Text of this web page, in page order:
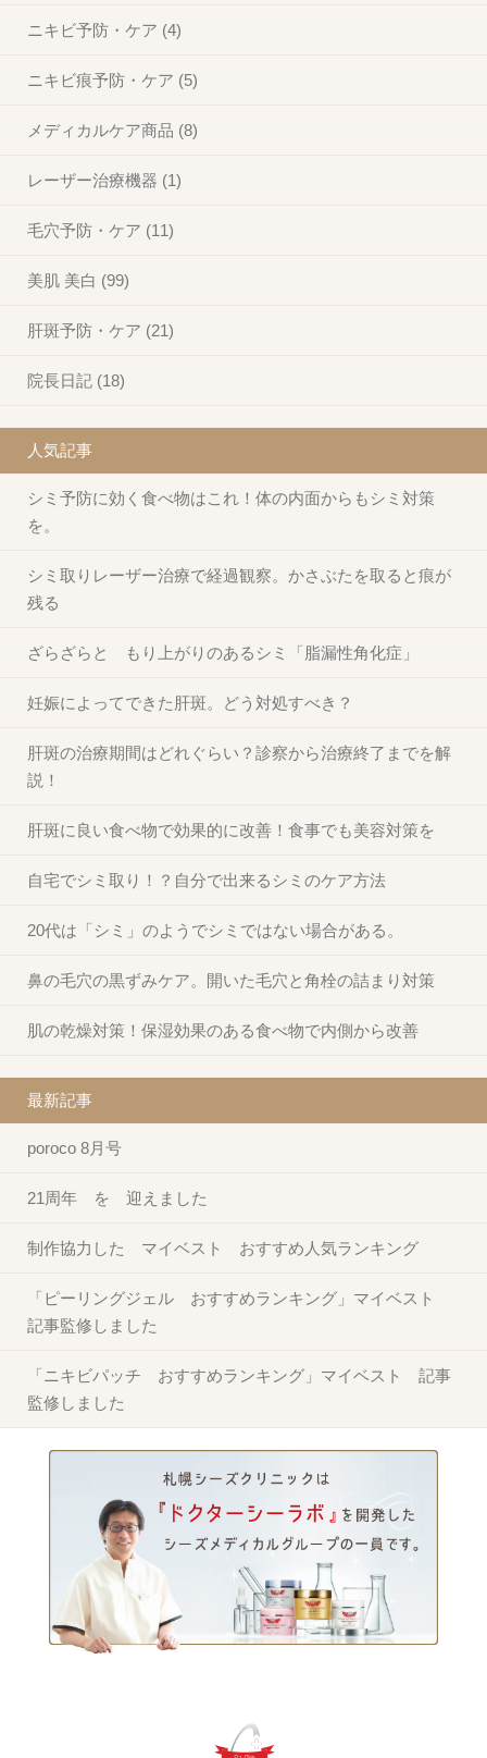
ニキビ予防・ケア (4)
ニキビ痕予防・ケア (5)
メディカルケア商品 (8)
レーザー治療機器 (1)
毛穴予防・ケア (11)
美肌 美白 (99)
肝斑予防・ケア (21)
院長日記 (18)
人気記事
シミ予防に効く食べ物はこれ！体の内面からもシミ対策
を。
シミ取りレーザー治療で経過観察。かさぶたを取ると痕が
残る
ざらざらと もり上がりのあるシミ「脂漏性角化症」
妊娠によってできた肝斑。どう対処すべき？
肝斑の治療期間はどれぐらい？診察から治療終了までを解
説！
肝斑に良い食べ物で効果的に改善！食事でも美容対策を
自宅でシミ取り！？自分で出来るシミのケア方法
20代は「シミ」のようでシミではない場合がある。
鼻の毛穴の黒ずみケア。開いた毛穴と角栓の詰まり対策
肌の乾燥対策！保湿効果のある食べ物で内側から改善
最新記事
poroco 8月号
21周年 を 迎えました
制作協力した マイベスト おすすめ人気ランキング
「ピーリングジェル おすすめランキング」マイベスト
記事監修しました
「ニキビパッチ おすすめランキング」マイベスト 記事
監修しました